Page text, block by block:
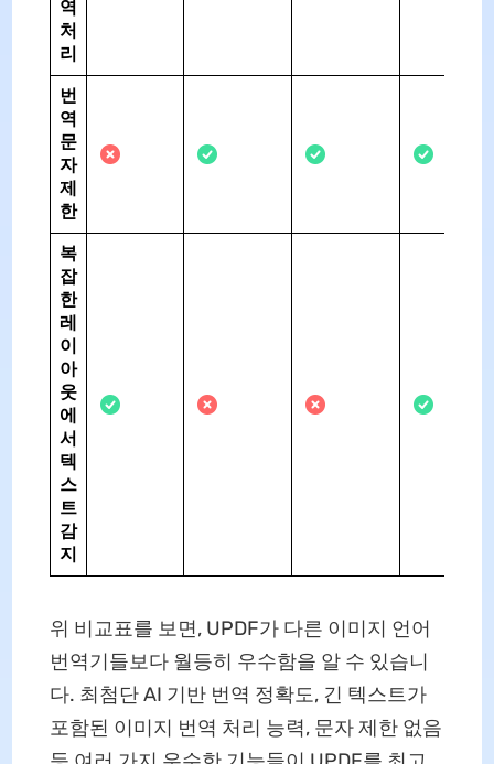
역
처
리
번
역
문
자
제
한
복
잡
한
레
이
아
웃
에
서
텍
스
트
감
지
위 비교표를 보면, UPDF가 다른 이미지 언어
번역기들보다 월등히 우수함을 알 수 있습니
다. 최첨단 AI 기반 번역 정확도, 긴 텍스트가
포함된 이미지 번역 처리 능력, 문자 제한 없음